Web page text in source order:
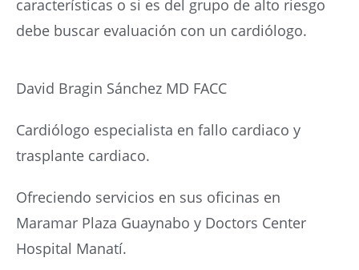
características o si es del grupo de alto riesgo
debe buscar evaluación con un cardiólogo.
David Bragin Sánchez MD FACC
Cardiólogo especialista en fallo cardiaco y
trasplante cardiaco.
Ofreciendo servicios en sus oficinas en
Maramar Plaza Guaynabo y Doctors Center
Hospital Manatí.